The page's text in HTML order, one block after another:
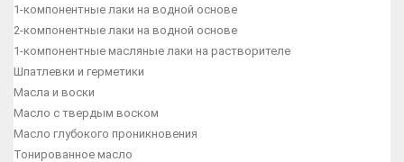
1-компонентные лаки на водной основе
2-компонентные лаки на водной основе
1-компонентные масляные лаки на растворителе
Шпатлевки и герметики
Масла и воски
Масло с твердым воском
Масло глубокого проникновения
Тонированное масло